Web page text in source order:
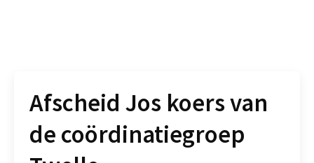
Afscheid Jos koers van
de coördinatiegroep